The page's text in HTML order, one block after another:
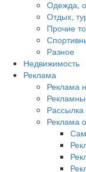
Одежда,
Отдых,
Прочие
Разное
Недвижимость
Реклама
Реклама
Реклама